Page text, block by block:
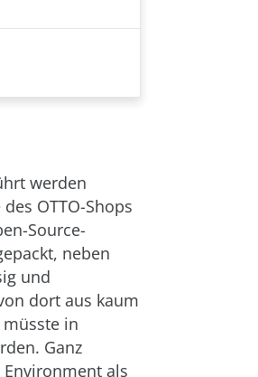
werden
OTTO-Shops
Source-
neben
und
dort aus kaum
in
Ganz
als